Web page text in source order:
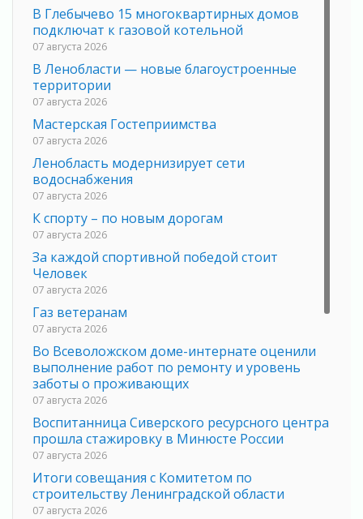
В Глебычево 15 многоквартирных домов
подключат к газовой котельной
07 августа 2026
В Ленобласти — новые благоустроенные
территории
07 августа 2026
Мастерская Гостеприимства
07 августа 2026
Ленобласть модернизирует сети
водоснабжения
07 августа 2026
К спорту – по новым дорогам
07 августа 2026
За каждой спортивной победой стоит
Человек
07 августа 2026
Газ ветеранам
07 августа 2026
Во Всеволожском доме-интернате оценили
выполнение работ по ремонту и уровень
заботы о проживающих
07 августа 2026
Воспитанница Сиверского ресурсного центра
прошла стажировку в Минюсте России
07 августа 2026
Итоги совещания с Комитетом по
строительству Ленинградской области
07 августа 2026